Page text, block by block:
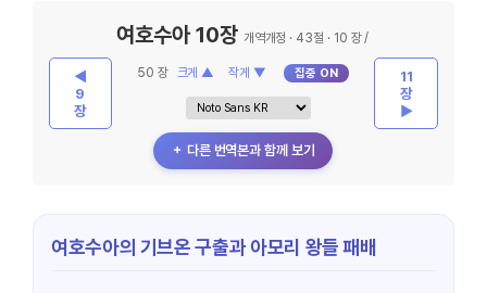
◀
9
장
여호수아 10장 개역개정 · 43절 · 10 장 /
50 장 크게 ▲ 작게 ▼ 집중 ON
＋ 다른 번역본과 함께 보기
11
장
▶
여호수아의 기브온 구출과 아모리 왕들 패배